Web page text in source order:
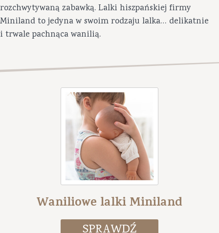
rozchwytywaną zabawką. Lalki hiszpańskiej firmy
Miniland to jedyna w swoim rodzaju lalka… delikatnie
i trwale pachnąca wanilią.
Waniliowe lalki Miniland